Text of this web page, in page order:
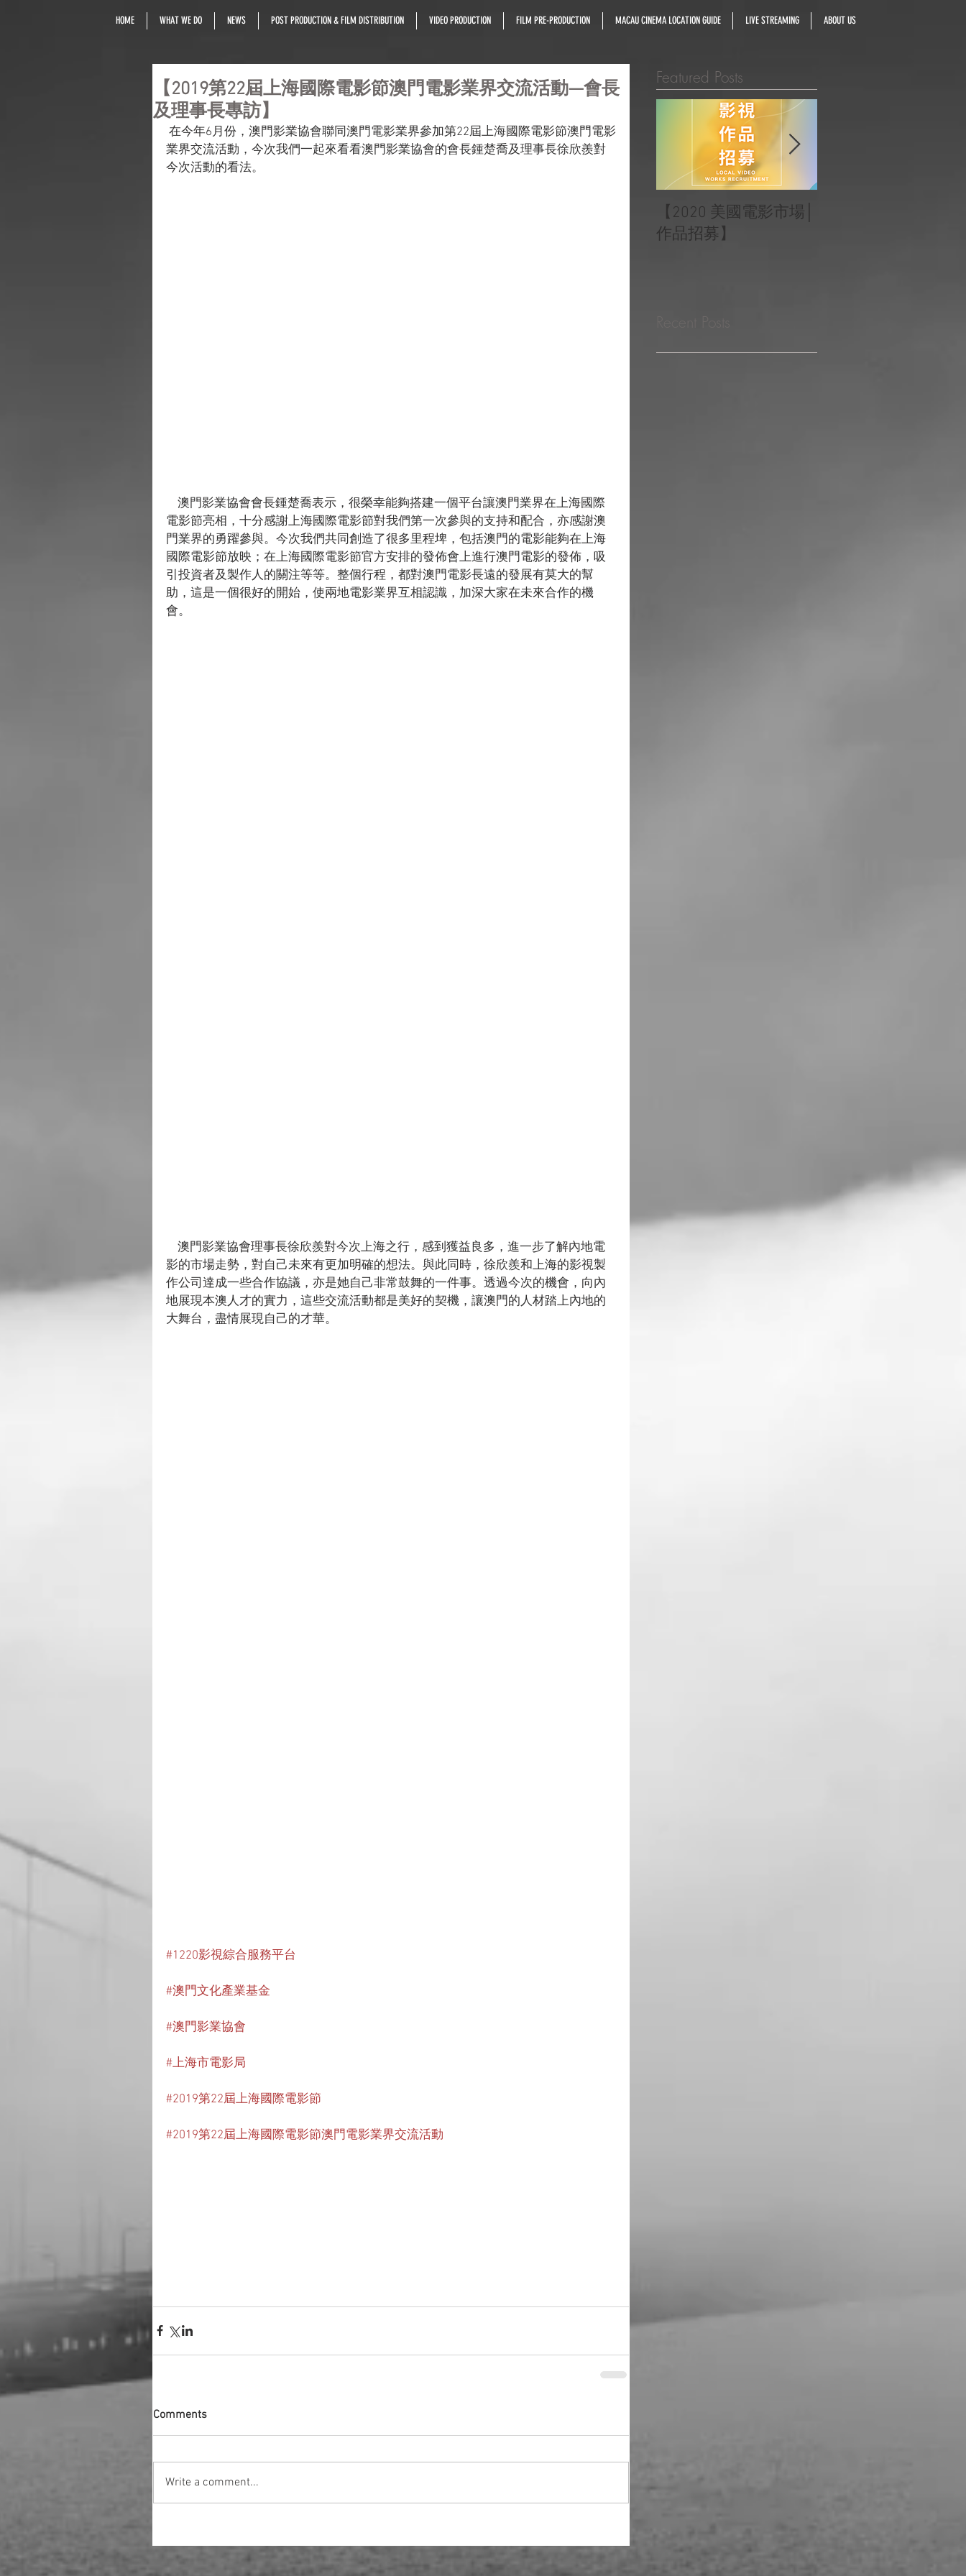
HOME WHAT WE DO NEWS POST PRODUCTION & FILM DISTRIBUTION VIDEO PRODUCTION FILM PRE-PRODUCTION MACAU CINEMA LOCATION GUIDE LIVE STREAMING ABOUT US
【2019第22屆上海國際電影節澳門電影業界交流活動—會長
及理事長專訪】
業界交流活動，今次我們一起來看看澳門影業協會的會長鍾楚喬及理事長徐欣羨對
今次活動的看法。
電影節亮相，十分感謝上海國際電影節對我們第一次參與的支持和配合，亦感謝澳
門業界的勇躍參與。今次我們共同創造了很多里程埤，包括澳門的電影能夠在上海
國際電影節放映；在上海國際電影節官方安排的發佈會上進行澳門電影的發佈，吸
引投資者及製作人的關注等等。整個行程，都對澳門電影長遠的發展有莫大的幫
助，這是一個很好的開始，使兩地電影業界互相認識，加深大家在未來合作的機
會。
影的市場走勢，對自己未來有更加明確的想法。與此同時，徐欣羨和上海的影視製
作公司達成一些合作協議，亦是她自己非常鼓舞的一件事。透過今次的機會，向內
地展現本澳人才的實力，這些交流活動都是美好的契機，讓澳門的人材踏上內地的
大舞台，盡情展現自己的才華。
#1220影視綜合服務平台
#澳門文化產業基金
#澳門影業協會
#上海市電影局
#2019第22屆上海國際電影節
#2019第22屆上海國際電影節澳門電影業界交流活動
Comments
Write a comment...
Featured Posts
【2020 美國電影市場│
作品招募】